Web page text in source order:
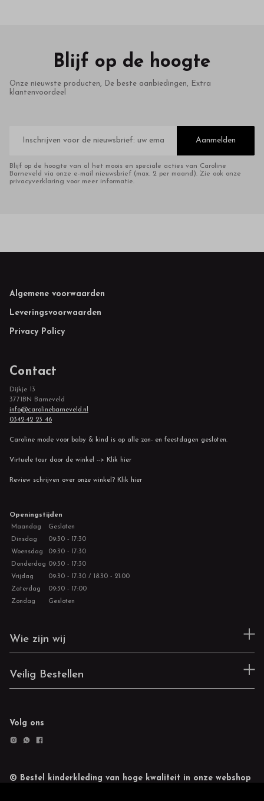
Blijf op de hoogte
Onze nieuwste producten, De beste aanbiedingen, Extra
klantenvoordeel
mailadres
Aanmelden
Blijf op de hoogte van al het moois en speciale acties van Caroline
Barneveld via onze e-mail nieuwsbrief (max. 2 per maand). Zie ook onze
privacyverklaring voor meer informatie.
Footer
Algemene voorwaarden
Leveringsvoorwaarden
Privacy Policy
Contact
Dijkje 13
3771BN Barneveld
info@carolinebarneveld.nl
0342-42 23 46
Caroline mode voor baby & kind is op alle zon- en feestdagen gesloten.
Virtuele tour door de winkel --> Klik hier
Review schrijven over onze winkel? Klik hier
Openingstijden
Maandag
Gesloten
Dinsdag
09:30 - 17:30
Woensdag
09:30 - 17:30
Donderdag 09:30 - 17:30
Vrijdag
09:30 - 17:30 / 18:30 - 21:00
Zaterdag
09:30 - 17:00
Zondag
Gesloten
Wie zijn wij
Veilig Bestellen
Volg ons
© Bestel kinderkleding van hoge kwaliteit in onze webshop